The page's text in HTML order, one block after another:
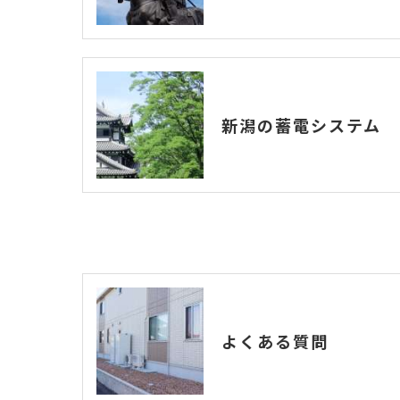
新潟の蓄電システム
よくある質問